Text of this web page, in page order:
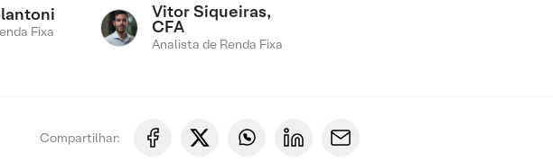
Fixa
Vitor Siqueiras,
CFA
Analista de Renda Fixa
Compartilhar: